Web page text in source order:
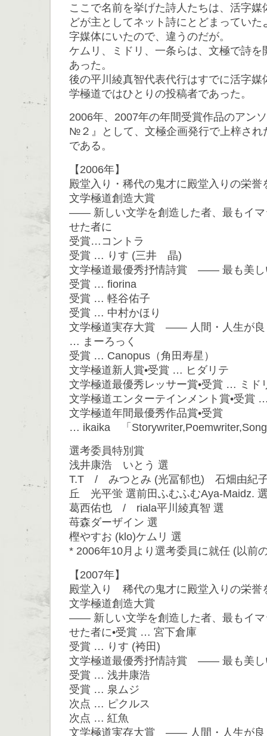
ここで名前を挙げた詩人たちは、活字
どが主としてネット詩にとどまってい
字媒体にいたので、違うのだが。
ケムリ、ミドリ、一条らは、文極で詩を
あった。
後の平川綾真智代表代行はすでに活字媒
学極道ではひとりの投稿者であった。
2006年、2007年の年間受賞作品のアン
№２』として、文極企画発行で上梓され
である。
【2006年】
殿堂入り・稀代の鬼才に殿堂入りの栄
文学極道創造大賞
―― 新しい文学を創造した者、最もイマ
せた者に
受賞…コントラ
受賞 … りす (三井 晶)
文学極道最優秀抒情詩賞 ―― 最も美し
受賞 … fiorina
受賞 … 軽谷佑子
受賞 … 中村かほり
文学極道実存大賞 ―― 人間・人生が良
… まーろっく
受賞 … Canopus（角田寿星）
文学極道新人賞•受賞 … ヒダリテ
文学極道最優秀レッサー賞•受賞 … ミド
文学極道エンターテインメント賞•受賞
文学極道年間最優秀作品賞•受賞
… ikaika 「
選考委員特別賞
浅井康浩 いとう 選
T.T / みつとみ (光冨郁也) 石畑由紀
丘 光平蛍 選前田ふむふむAya-Maidz.
葛西佑也 / riala平川綾真智 選
苺森ダーザイン 選
樫やすお (klo)ケムリ 選
* 2006年10月より選考委員に就任 (以前
【2007年】
殿堂入り 稀代の鬼才に殿堂入りの栄
文学極道創造大賞
―― 新しい文学を創造した者、最もイマ
せた者に•受賞 … 宮下倉庫
受賞 … りす (袴田)
文学極道最優秀抒情詩賞 ―― 最も美し
受賞 … 浅井康浩
受賞 … 泉ムジ
次点 … ピクルス
次点 … 紅魚
文学極道実存大賞 ―― 人間・人生が良